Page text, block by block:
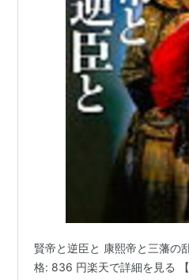
賢帝と逆臣と 康熙帝と三藩の
格: 836 円楽天で詳細を見る